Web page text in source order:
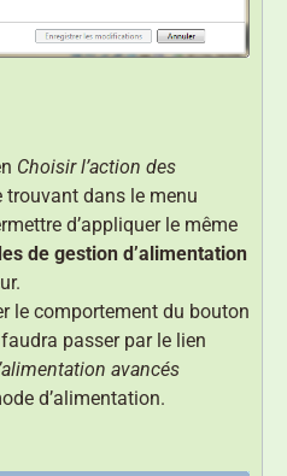
Choisir l’action des
trouvant dans le menu
d’appliquer le même
de gestion d’alimentation
le comportement du bouton
passer par le lien
avancés
d’alimentation.